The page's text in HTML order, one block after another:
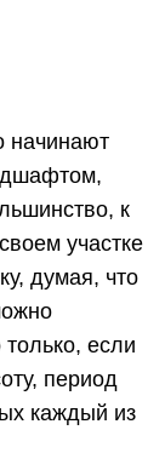
начинают
к
участке
думая, что
если
период
каждый из